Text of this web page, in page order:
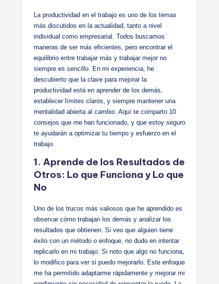
La productividad en el trabajo es uno de los temas
más discutidos en la actualidad, tanto a nivel
individual como empresarial. Todos buscamos
maneras de ser más eficientes, pero encontrar el
equilibrio entre trabajar más y trabajar mejor no
siempre es sencillo. En mi experiencia, he
descubierto que la clave para mejorar la
productividad está en aprender de los demás,
establecer límites claros, y siempre mantener una
mentalidad abierta al cambio. Aquí te comparto 10
consejos que me han funcionado, y que estoy seguro
te ayudarán a optimizar tu tiempo y esfuerzo en el
trabajo.
1. Aprende de los Resultados de
Otros: Lo que Funciona y Lo que
No
Uno de los trucos más valiosos que he aprendido es
observar cómo trabajan los demás y analizar los
resultados que obtienen. Si veo que alguien tiene
éxito con un método o enfoque, no dudo en intentar
replicarlo en mi trabajo. Si noto que algo no funciona,
lo modifico para ver si puedo mejorarlo. Este enfoque
me ha permitido adaptarme rápidamente y mejorar mi